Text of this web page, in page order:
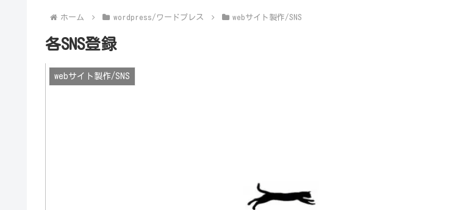
ホーム wordpress/ワードプレス webサイト製作/SNS
各SNS登録
webサイト製作/SNS